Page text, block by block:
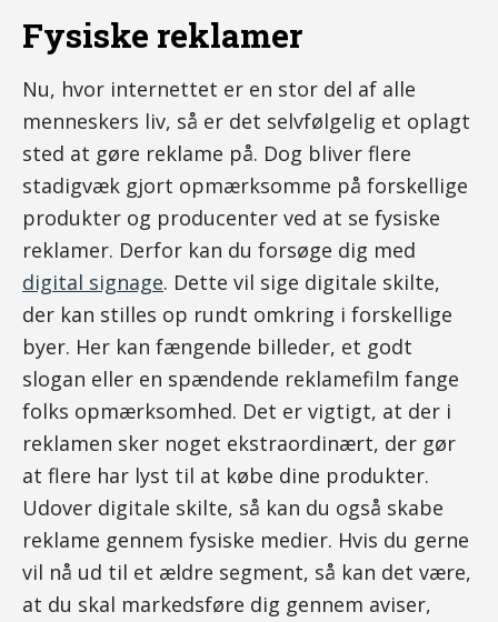
Fysiske reklamer
Nu, hvor internettet er en stor del af alle
menneskers liv, så er det selvfølgelig et oplagt
sted at gøre reklame på. Dog bliver flere
stadigvæk gjort opmærksomme på forskellige
produkter og producenter ved at se fysiske
reklamer. Derfor kan du forsøge dig med
digital signage. Dette vil sige digitale skilte,
der kan stilles op rundt omkring i forskellige
byer. Her kan fængende billeder, et godt
slogan eller en spændende reklamefilm fange
folks opmærksomhed. Det er vigtigt, at der i
reklamen sker noget ekstraordinært, der gør
at flere har lyst til at købe dine produkter.
Udover digitale skilte, så kan du også skabe
reklame gennem fysiske medier. Hvis du gerne
vil nå ud til et ældre segment, så kan det være,
at du skal markedsføre dig gennem aviser,